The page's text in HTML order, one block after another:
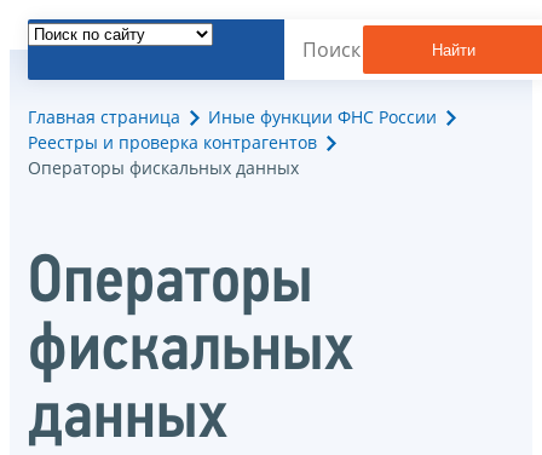
Найти
Главная страница
Иные функции ФНС России
Реестры и проверка контрагентов
Операторы фискальных данных
Операторы
фискальных
данных